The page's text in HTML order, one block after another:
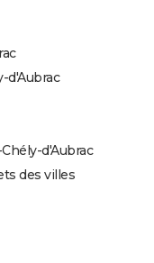
d'Aubrac
d'Aubrac
des villes